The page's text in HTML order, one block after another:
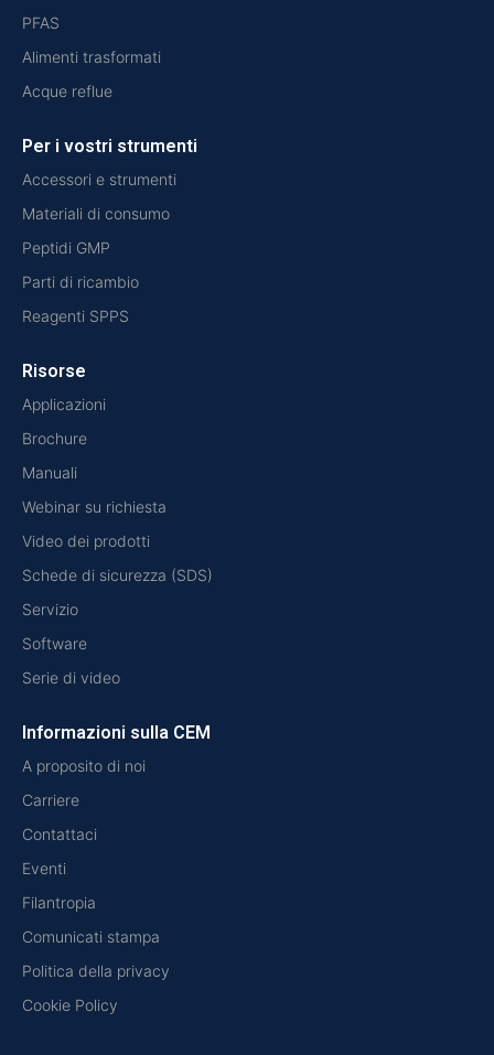
PFAS
Alimenti trasformati
Acque reflue
Per i vostri strumenti
Accessori e strumenti
Materiali di consumo
Peptidi GMP
Parti di ricambio
Reagenti SPPS
Risorse
Applicazioni
Brochure
Manuali
Webinar su richiesta
Video dei prodotti
Schede di sicurezza (SDS)
Servizio
Software
Serie di video
Informazioni sulla CEM
A proposito di noi
Carriere
Contattaci
Eventi
Filantropia
Comunicati stampa
Politica della privacy
Cookie Policy